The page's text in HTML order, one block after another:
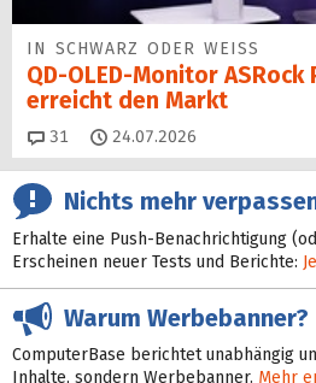
IN SCHWARZ ODER WEISS
QD-OLED-Monitor ASRock
erreicht den Markt
31 Kommentare
24.07.2026
Nichts mehr
Erhalte eine Push-Benachrichtigung
Erscheinen neuer Tests und Berichte:
Warum Werbebanner?
ComputerBase berichtet unabhängig
Inhalte, sondern Werbebanner. Mehr